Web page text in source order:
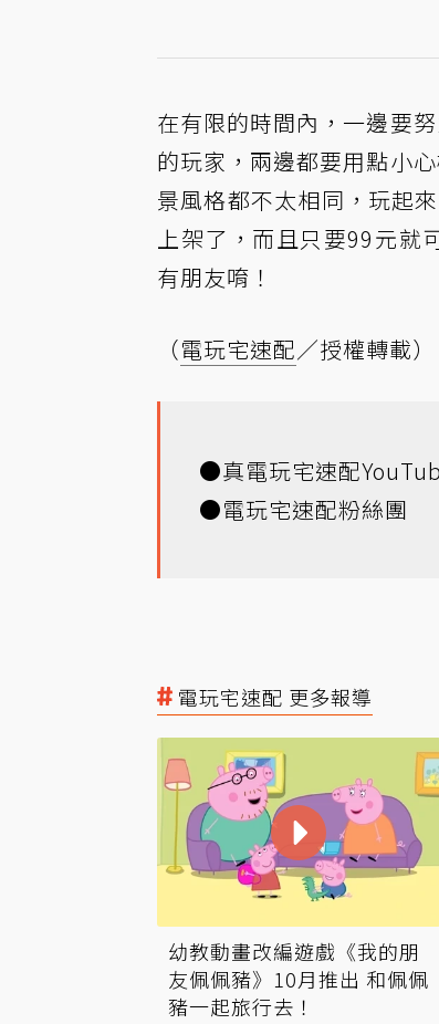
在有限的時間內，一邊要
的玩家，兩邊都要用點小
景風格都不太相同，玩起
上架了，而且只要99元就
有朋友唷！
（電玩宅速配／授權轉載）
●真電玩宅速配
●電玩宅速配粉絲團
電玩宅速配 更多報導
幼教動畫改編遊戲《我的朋
友佩佩豬》10月推出 和佩佩
豬一起旅行去！